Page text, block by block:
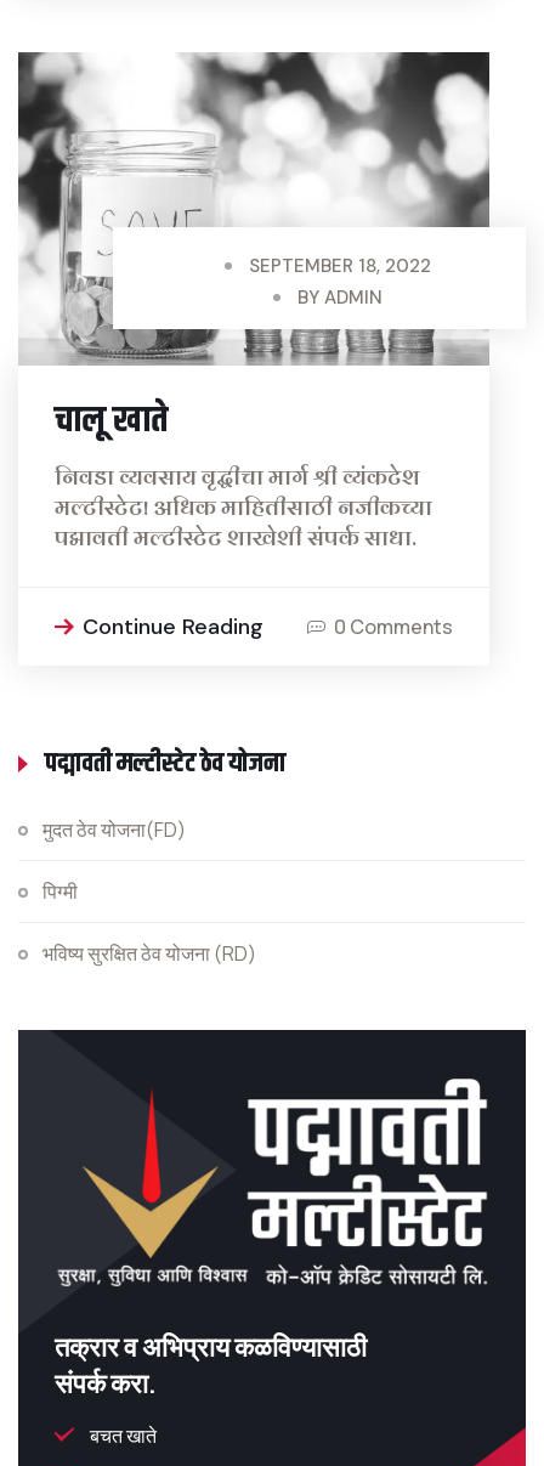
SEPTEMBER 18, 2022
BYADMIN
चालू खाते
निवडा व्यवसाय वृद्धीचा मार्ग श्री व्यंकटेश
मल्टीस्टेट! अधिक माहितीसाठी नजीकच्या
पद्मावती मल्टीस्टेट शाखेशी संपर्क साधा.
Continue Reading 0 Comments
पद्मावती मल्टीस्टेट ठेव योजना
मुदत ठेव योजना(FD)
पिग्मी
भविष्य सुरक्षित ठेव योजना (RD)
तक्रार व अभिप्राय कळविण्यासाठी
संपर्क करा.
बचत खाते